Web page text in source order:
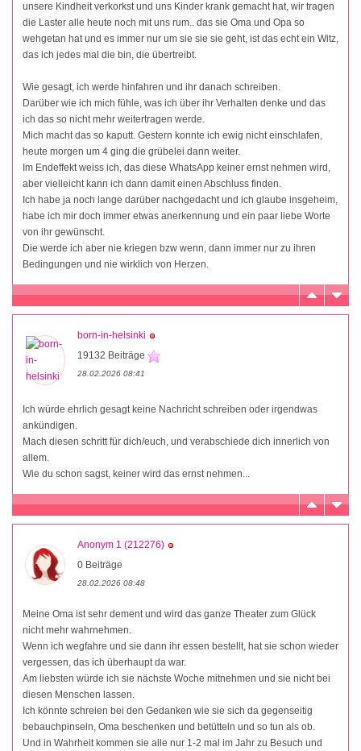
unsere Kindheit verkorkst und uns Kinder krank gemacht hat, wir tragen
die Laster alle heute noch mit uns rum.. das sie Oma und Opa so
wehgetan hat und es immer nur um sie sie sie geht, ist das echt ein Witz,
das ich jedes mal die bin, die übertreibt.
Wie gesagt, ich werde hinfahren und ihr danach schreiben.
Darüber wie ich mich fühle, was ich über ihr Verhalten denke und das
ich das so nicht mehr weitertragen werde.
Mich macht das so kaputt. Gestern konnte ich ewig nicht einschlafen,
heute morgen um 4 ging die grübelei dann weiter.
Im Endeffekt weiss ich, das diese WhatsApp keiner ernst nehmen wird,
aber vielleicht kann ich dann damit einen Abschluss finden.
Ich habe ja noch lange darüber nachgedacht und ich glaube insgeheim,
habe ich mir doch immer etwas anerkennung und ein paar liebe Worte
von ihr gewünscht.
Die werde ich aber nie kriegen bzw wenn, dann immer nur zu ihren
Bedingungen und nie wirklich von Herzen.
born-in-helsinki
19132 Beiträge
28.02.2026 08:41
Ich würde ehrlich gesagt keine Nachricht schreiben oder irgendwas
ankündigen.
Mach diesen schritt für dich/euch, und verabschiede dich innerlich von
allem.
Wie du schon sagst, keiner wird das ernst nehmen...
Anonym 1 (212276)
0 Beiträge
28.02.2026 08:48
Meine Oma ist sehr dement und wird das ganze Theater zum Glück
nicht mehr wahrnehmen.
Wenn ich wegfahre und sie dann ihr essen bestellt, hat sie schon wieder
vergessen, das ich überhaupt da war.
Am liebsten würde ich sie nächste Woche mitnehmen und sie nicht bei
diesen Menschen lassen.
Ich könnte schreien bei den Gedanken wie sie sich da gegenseitig
bebauchpinseln, Oma beschenken und betütteln und so tun als ob.
Und in Wahrheit kommen sie alle nur 1-2 mal im Jahr zu Besuch und